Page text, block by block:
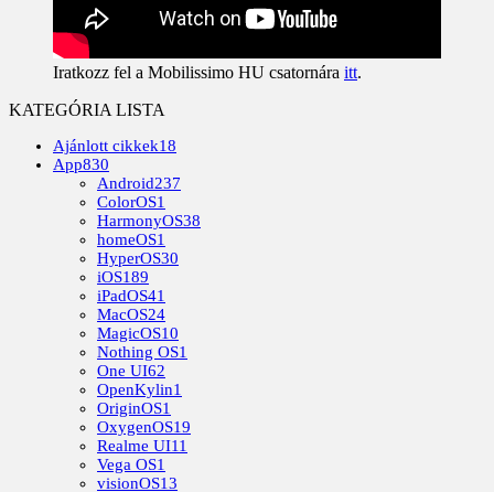
Iratkozz fel a Mobilissimo HU csatornára itt.
KATEGÓRIA LISTA
Ajánlott cikkek18
App830
Android237
ColorOS1
HarmonyOS38
homeOS1
HyperOS30
iOS189
iPadOS41
MacOS24
MagicOS10
Nothing OS1
One UI62
OpenKylin1
OriginOS1
OxygenOS19
Realme UI11
Vega OS1
visionOS13